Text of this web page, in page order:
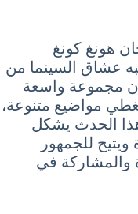
هونغ كونغ
عشاق السينما من
مجموعة واسعة
تغطي مواضيع متنوعة،
هذا الحدث يشكل
للجمهور
والمشاركة في